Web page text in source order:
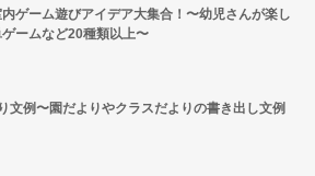
ゲーム遊びアイデア大集合！〜幼児さんが楽し
ームなど20種類以上〜
文例〜園だよりやクラスだよりの書き出し文例